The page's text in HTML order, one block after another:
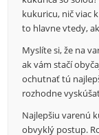
kukuricu, nič viac
to hlavne vtedy,
Myslíte si, že na
ak vám stačí
ochutnať tú
rozhodne
Najlepšiu varenú
obvyklý postup.